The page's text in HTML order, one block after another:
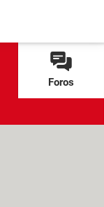
Foros